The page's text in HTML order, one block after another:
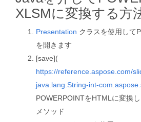
XLSMに変換する方
Presentation クラスを使用して
を開きます
[save](
https://reference.aspose.com/
java.lang.String-int-
POWERPOINTをHTMLに変換
メソッド